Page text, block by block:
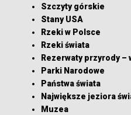
Szczyty górskie
Stany USA
Rzeki w Polsce
Rzeki świata
Rezerwaty przyrody –
Parki Narodowe
Państwa świata
Największe jeziora
Muzea